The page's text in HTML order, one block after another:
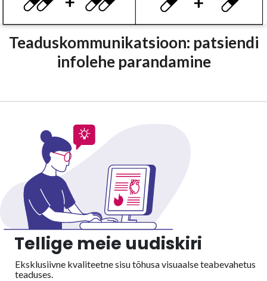
Teaduskommunikatsioon: patsiendi
infolehe parandamine
Tellige meie uudiskiri
Eksklusiivne kvaliteetne sisu tõhusa visuaalseteabevahetus
teaduses.